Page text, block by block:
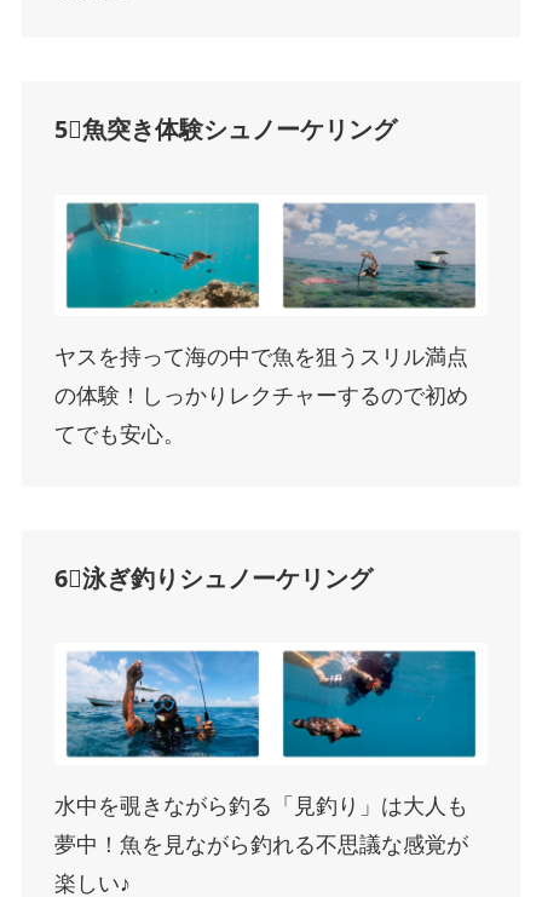
5⃣魚突き体験シュノーケリング
ヤスを持って海の中で魚を狙うスリル満点
の体験！しっかりレクチャーするので初め
てでも安心。
6⃣泳ぎ釣りシュノーケリング
水中を覗きながら釣る「見釣り」は大人も
夢中！魚を見ながら釣れる不思議な感覚が
楽しい♪